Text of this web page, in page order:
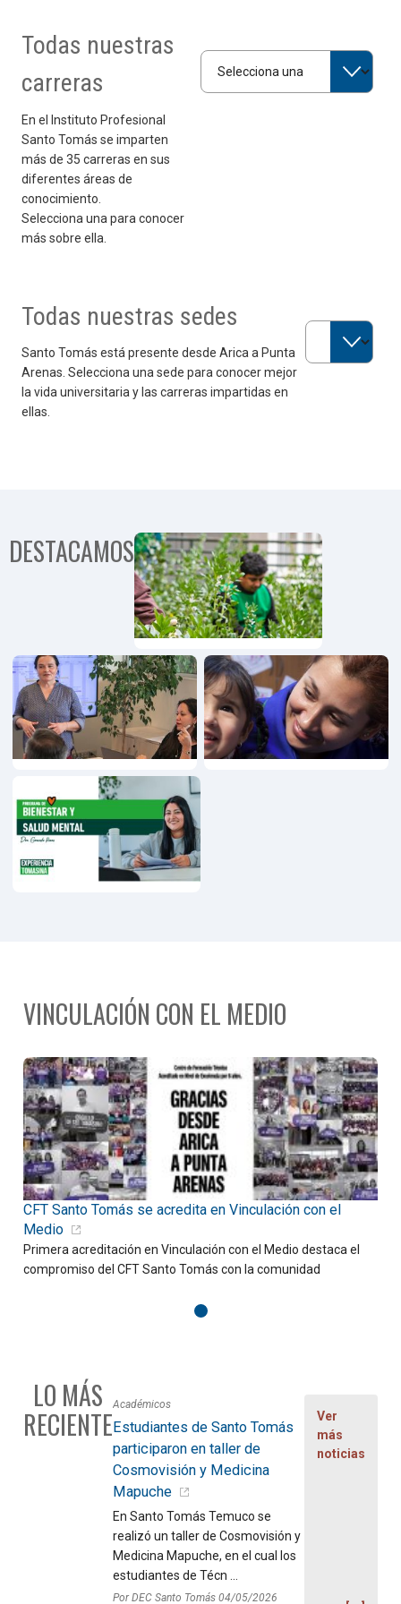
Todas nuestras
carreras
En el Instituto Profesional
Santo Tomás se imparten
más de 35 carreras en sus
diferentes áreas de
conocimiento.
Selecciona una para conocer
más sobre ella.
Selecciona una carrera
Todas nuestras sedes
Santo Tomás está presente desde Arica a Punta
Arenas. Selecciona una sede para conocer mejor
la vida universitaria y las carreras impartidas en
ellas.
Selecciona una
DESTACAMOS
Programa
Emprendimiento,
Innovación y
Pymes
VINCULACIÓN CON EL MEDIO
CFT Santo Tomás se acredita en Vinculación con el
Medio
Primera acreditación en Vinculación con el Medio destaca el
compromiso del CFT Santo Tomás con la comunidad
LO MÁS
RECIENTE
Académicos
Estudiantes de Santo Tomás
participaron en taller de
Cosmovisión y Medicina
Mapuche
En Santo Tomás Temuco se
realizó un taller de Cosmovisión y
Medicina Mapuche, en el cual los
estudiantes de Técn ...
Por DEC Santo Tomás 04/05/2026
Ver
más
noticias